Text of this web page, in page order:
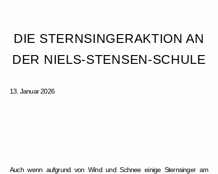
DIE STERNSINGERAKTION AN
DER NIELS-STENSEN-SCHULE
13. Januar 2026
Auch wenn aufgrund von Wind und Schnee einige Sternsinger am